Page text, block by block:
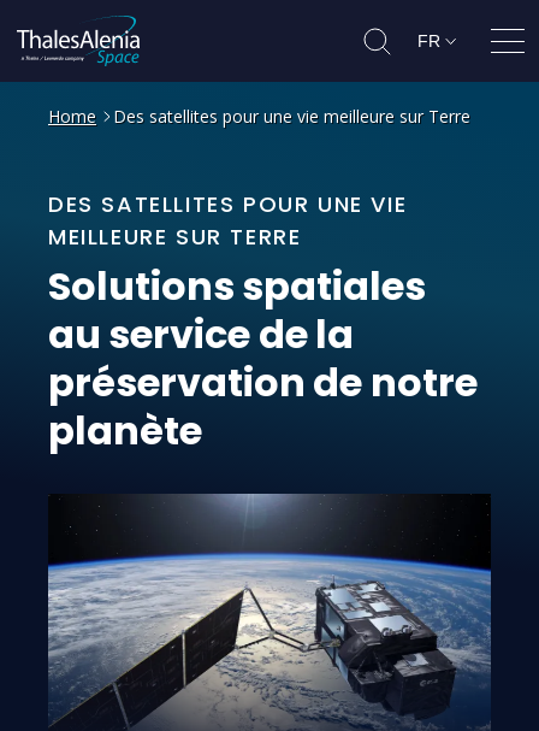
FR
Home Des satellites pour une vie meilleure sur Terre
DES SATELLITES POUR UNE VIE
MEILLEURE SUR TERRE
Solutionsspatiales
au servicedela
préservation de notre
planète